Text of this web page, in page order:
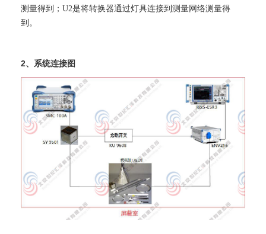
测量得到；U2是将转换器通过灯具连接到测量网络测量得
到。
2、系统连接图